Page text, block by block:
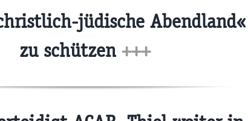
jüdische Abendland«
zu schützen +++